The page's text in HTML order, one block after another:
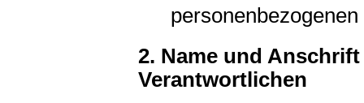
2. Name und
Verantwortlichen